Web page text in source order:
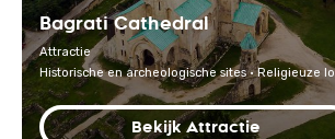
Bagrati Cathedral
Attractie
Historische en archeologische sites · Religieuze
Bekijk Attractie